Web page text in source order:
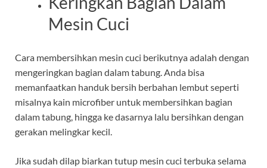
Mesin Cuci
Cara membersihkan mesin cuci berikutnya adalah dengan
mengeringkan bagian dalam tabung. Anda bisa
memanfaatkan handuk bersih berbahan lembut seperti
misalnya kain microfiber untuk membersihkan bagian
dalam tabung, hingga ke dasarnya lalu bersihkan dengan
gerakan melingkar kecil.
Jika sudah dilap biarkan tutup mesin cuci terbuka selama